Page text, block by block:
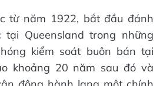
từ năm 1922, bắt đầu đánh
Queensland trong những
kiểm soát buôn bán tại
khoảng 20 năm sau đó và